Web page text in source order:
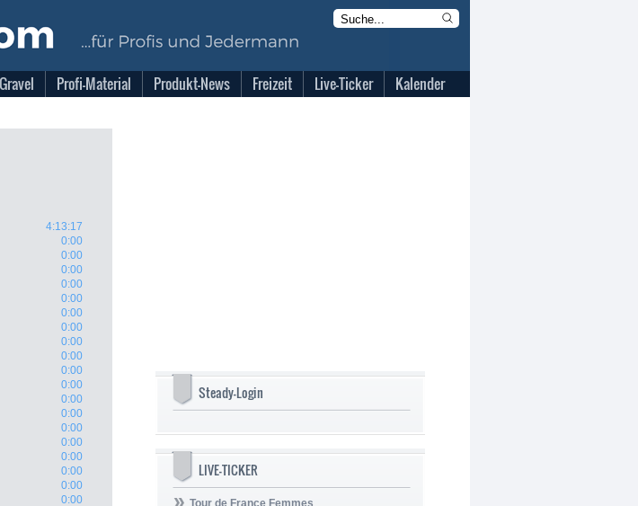
Gravel Profi-Material Produkt-News Freizeit Live-Ticker Kalender
4:13:17
0:00
0:00
0:00
0:00
0:00
0:00
0:00
0:00
0:00
0:00
0:00
0:00
0:00
0:00
0:00
0:00
0:00
0:00
0:00
Steady-Login
LIVE-TICKER